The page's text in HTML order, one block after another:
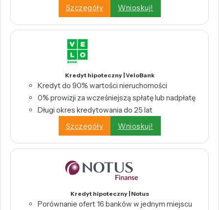
Szczegóły
Wnioskuj!
Kredyt hipoteczny | VeloBank
Kredyt do 90% wartości nieruchomości
0% prowizji za wcześniejszą spłatę lub nadpłatę
Długi okres kredytowania do 25 lat
Szczegóły
Wnioskuj!
Kredyt hipoteczny | Notus
Porównanie ofert 16 banków w jednym miejscu